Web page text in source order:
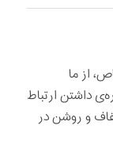
از ما
داشتن ارتباط
و روشن در